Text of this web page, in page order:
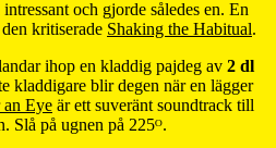
och gjorde således en. En
kritiserade Shaking the Habitual.
ihop en kladdig pajdeg av 2 dl
kladdigare blir degen när en lägger
Eye är ett suveränt soundtrack till
Slå på ugnen på 225ᴼ.